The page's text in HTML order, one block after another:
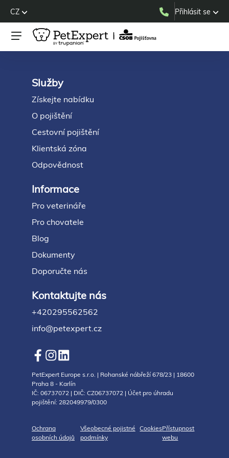
CZ Přihlásit se
Footer
Služby
Získejte nabídku
O pojištění
Cestovní pojištění
Klientská zóna
Odpovědnost
Informace
Pro veterináře
Pro chovatele
Blog
Dokumenty
Doporučte nás
Kontaktujte nás
+420295562562
info@petexpert.cz
PetExpert Europe s.r.o. | Rohanské nábřeží 678/23 | 18600
Praha 8 - Karlín
IČ: 06737072 | DIČ: CZ06737072 | Účet pro úhradu
pojištění: 282049979/0300
Ochrana
osobních údajů
Všeobecné pojistné
podmínky
CookiesPřístupnost
webu